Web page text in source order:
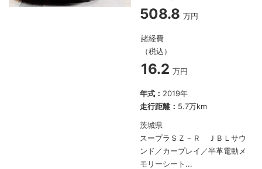
508.8 万円
諸経費
（税込）
16.2 万円
年式： 2019年
走行距離： 5.7万km
茨城県
スープラＳＺ－Ｒ ＪＢＬサウ
ンド／カープレイ／半革電動メ
モリーシート...